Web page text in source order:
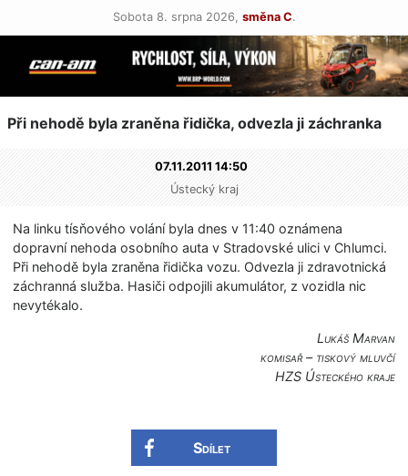
Sobota 8. srpna 2026, směna C.
Při nehodě byla zraněna řidička, odvezla ji záchranka
07.11.2011 14:50
Ústecký kraj
Na linku tísňového volání byla dnes v 11:40 oznámena
dopravní nehoda osobního auta v Stradovské ulici v Chlumci.
Při nehodě byla zraněna řidička vozu. Odvezla ji zdravotnická
záchranná služba. Hasiči odpojili akumulátor, z vozidla nic
nevytékalo.
Lukáš Marvan
komisař – tiskový mluvčí
HZS Ústeckého kraje
Sdílet